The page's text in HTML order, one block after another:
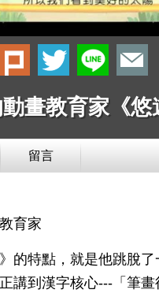
畫教育家《悠
留言
育家
的特點，就是他跳脫了
講到漢字核心---「筆